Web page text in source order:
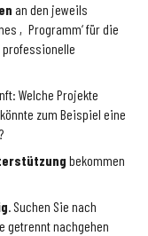
an den jeweils
‚Programm‘ für die
Welche Projekte
zum Beispiel eine
bekommen
. Suchen Sie nach
getrennt nachgehen